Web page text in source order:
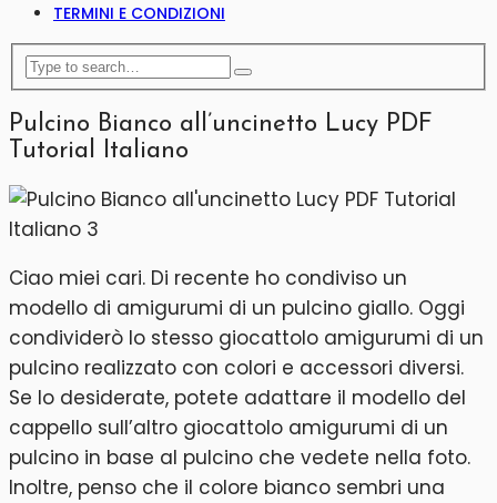
TERMINI E CONDIZIONI
Pulcino Bianco all’uncinetto Lucy PDF
Tutorial Italiano
Ciao miei cari. Di recente ho condiviso un
modello di amigurumi di un pulcino giallo. Oggi
condividerò lo stesso giocattolo amigurumi di un
pulcino realizzato con colori e accessori diversi.
Se lo desiderate, potete adattare il modello del
cappello sull’altro giocattolo amigurumi di un
pulcino in base al pulcino che vedete nella foto.
Inoltre, penso che il colore bianco sembri una